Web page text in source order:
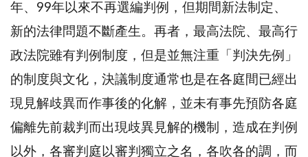
年、99年以來不再選編判例，但期間新法制定、
新的法律問題不斷產生。再者，最高法院、最高行
政法院雖有判例制度，但是並無注重「判決先例」
的制度與文化，決議制度通常也是在各庭間已經出
現見解歧異而作事後的化解，並未有事先預防各庭
偏離先前裁判而出現歧異見解的機制，造成在判例
以外，各審判庭以審判獨立之名，各吹各的調，而